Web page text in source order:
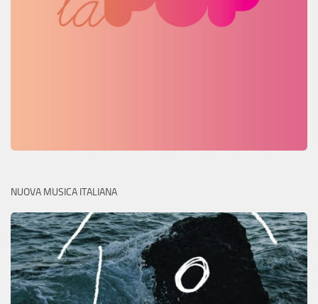
NUOVA MUSICA ITALIANA